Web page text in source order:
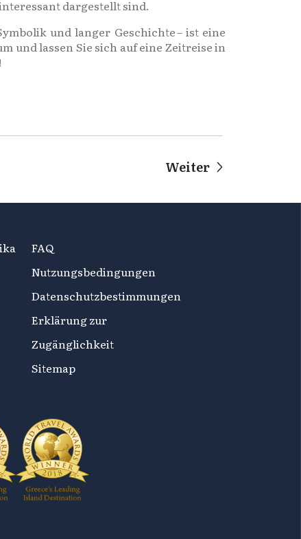
dargestellt sind.
und langer Geschichte – ist eine
und lassen Sie sich auf eine Zeitreise in
Weiter
FAQ
Nutzungsbedingungen
Datenschutzbestimmungen
Erklärung zur
Zugänglichkeit
Sitemap